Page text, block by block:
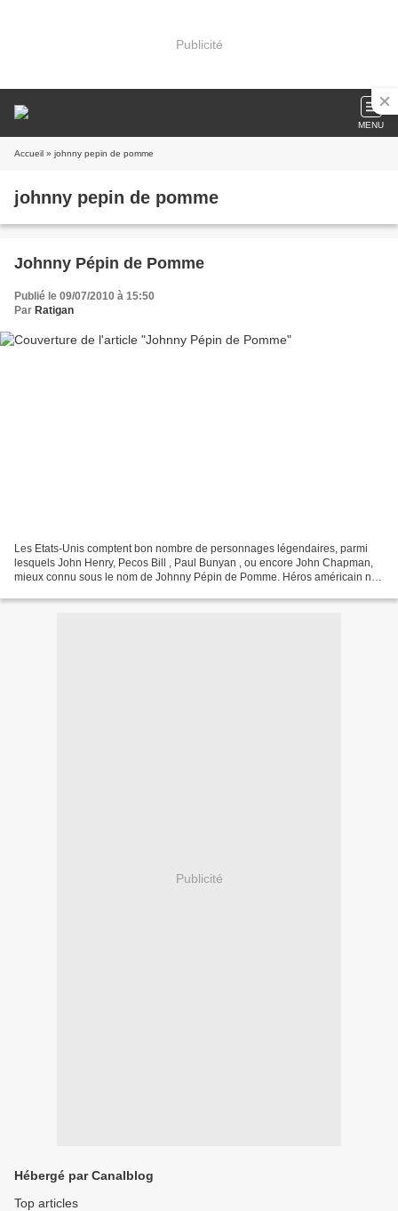
Publicité
MENU
Accueil » johnny pepin de pomme
johnny pepin de pomme
Johnny Pépin de Pomme
Publié le 09/07/2010 à 15:50
Par Ratigan
Les Etats-Unis comptent bon nombre de personnages légendaires, parmi
lesquels John Henry, Pecos Bill , Paul Bunyan , ou encore John Chapman,
mieux connu sous le nom de Johnny Pépin de Pomme. Héros américain né
Publicité
Hébergé par Canalblog
Top articles